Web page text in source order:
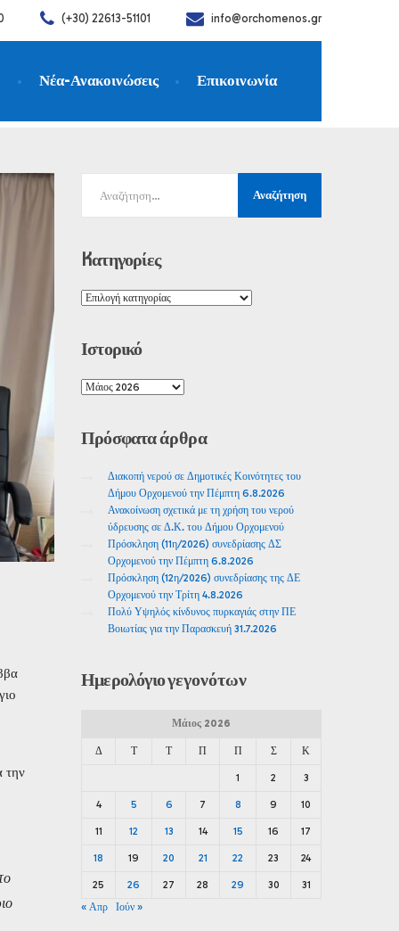
(+30) 22613-51101 info@orchomenos.gr
Νέα-Ανακοινώσεις Επικοινωνία
την
Kατηγορίες
Ιστορικό
Πρόσφαταάρθρα
Διακοπή νερού σε Δημοτικές Κοινότητες του
Δήμου Ορχομενού την Πέμπτη 6.8.2026
Ανακοίνωση σχετικά με τη χρήση του νερού
ύδρευσης σε Δ.Κ. του Δήμου Ορχομενού
Πρόσκληση (11η/2026) συνεδρίασης ΔΣ
Ορχομενού την Πέμπτη 6.8.2026
Πρόσκληση (12η/2026) συνεδρίασης της ΔΕ
Ορχομενού την Τρίτη 4.8.2026
Πολύ Υψηλός κίνδυνος πυρκαγιάς στην ΠΕ
Βοιωτίας για την Παρασκευή 31.7.2026
Ημερολόγιογεγονότων
Μάιος 2026
Δ Τ Τ Π Π Σ Κ
1 2 3
4 5 6 7 8 9 10
11 12 13 14 15 16 17
18 19 20 21 22 23 24
25 26 27 28 29 30
31
« Απρ
Ιούν »